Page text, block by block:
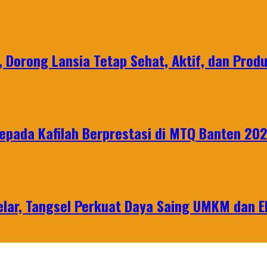
Dorong Lansia Tetap Sehat, Aktif, dan
Kafilah Berprestasi di MTQ Banten
Tangsel Perkuat Daya Saing UMKM dan